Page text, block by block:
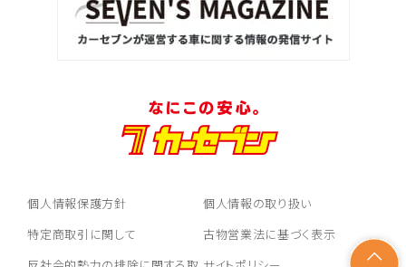
個人情報保護方針
個人情報の取り扱い
特定商取引に関して
古物営業法に基づく表示